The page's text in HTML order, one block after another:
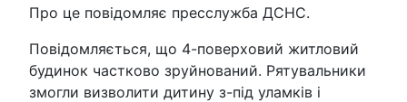
Про це повідомляє пресслужба ДСНС.
Повідомляється, що 4-поверховий житловий
будинок частково зруйнований. Рятувальники
змогли визволити дитину з-під уламків і